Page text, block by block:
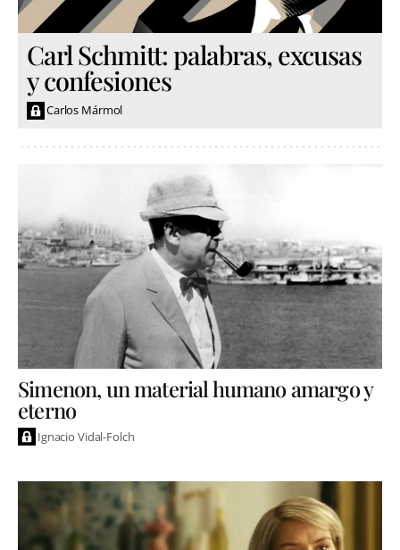
Carl Schmitt: palabras, excusas
y confesiones
Carlos Mármol
Simenon, un material humano amargo y
eterno
Ignacio Vidal-Folch